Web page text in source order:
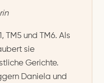
TM5 und TM6. Als
sie
Gerichte.
Daniela und